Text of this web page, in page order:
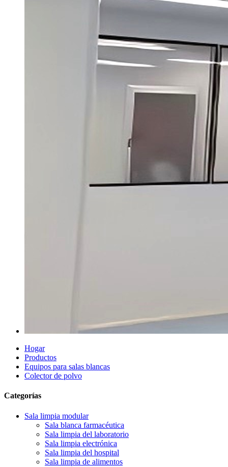
Hogar
Productos
Equipos para salas blancas
Colector de polvo
Categorías
Sala limpia modular
Sala blanca farmacéutica
Sala limpia del laboratorio
Sala limpia electrónica
Sala limpia del hospital
Sala limpia de alimentos